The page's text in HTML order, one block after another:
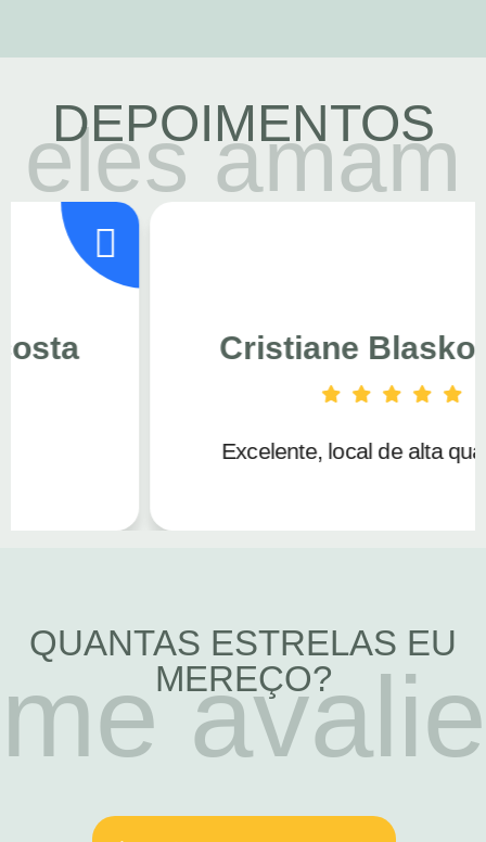
DEPOIMENTOS
eles amam
Cristiane Blaskowski
Excelente, local de alta qualidade
QUANTAS ESTRELAS EU
MEREÇO?
me avalie